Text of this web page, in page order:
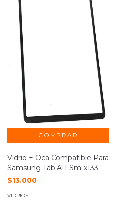
Vidrio + Oca Compatible Para
Samsung Tab A11 Sm-x133
$13.000
VIDRIOS